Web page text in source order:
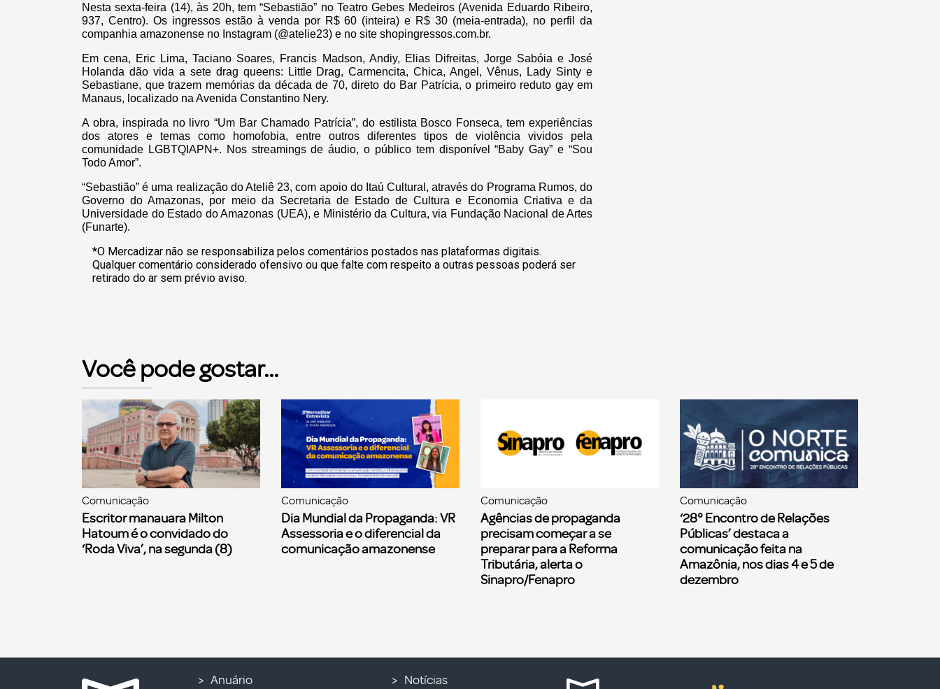
Nesta sexta-feira (14), às 20h, tem “Sebastião” no Teatro Gebes Medeiros (Avenida Eduardo Ribeiro,
937, Centro). Os ingressos estão à venda por R$ 60 (inteira) e R$ 30 (meia-entrada), no perfil da
companhia amazonense no Instagram (@atelie23) e no site shopingressos.com.br.
Em cena, Eric Lima, Taciano Soares, Francis Madson, Andiy, Elias Difreitas, Jorge Sabóia e José
Holanda dão vida a sete drag queens: Little Drag, Carmencita, Chica, Angel, Vênus, Lady Sinty e
Sebastiane, que trazem memórias da década de 70, direto do Bar Patrícia, o primeiro reduto gay em
Manaus, localizado na Avenida Constantino Nery.
A obra, inspirada no livro “Um Bar Chamado Patrícia”, do estilista Bosco Fonseca, tem experiências
dos atores e temas como homofobia, entre outros diferentes tipos de violência vividos pela
comunidade LGBTQIAPN+. Nos streamings de áudio, o público tem disponível “Baby Gay” e “Sou
Todo Amor”.
“Sebastião” é uma realização do Ateliê 23, com apoio do Itaú Cultural, através do Programa Rumos, do
Governo do Amazonas, por meio da Secretaria de Estado de Cultura e Economia Criativa e da
Universidade do Estado do Amazonas (UEA), e Ministério da Cultura, via Fundação Nacional de Artes
(Funarte).
*O Mercadizar não se responsabiliza pelos comentários postados nas plataformas digitais.
Qualquer comentário considerado ofensivo ou que falte com respeito a outras pessoas poderá ser
retirado do ar sem prévio aviso.
Você pode gostar...
Comunicação
Escritor manauara Milton
Hatoum é o convidado do
‘Roda Viva’, na segunda (8)
Comunicação
Dia Mundial da Propaganda: VR
Assessoria e o diferencial da
comunicação amazonense
Comunicação
Agências de propaganda
precisam começar a se
preparar para a Reforma
Tributária, alerta o
Sinapro/Fenapro
Comunicação
‘28° Encontro de Relações
Públicas’ destaca a
comunicação feita na
Amazônia, nos dias 4 e 5 de
dezembro
Anuário Notícias